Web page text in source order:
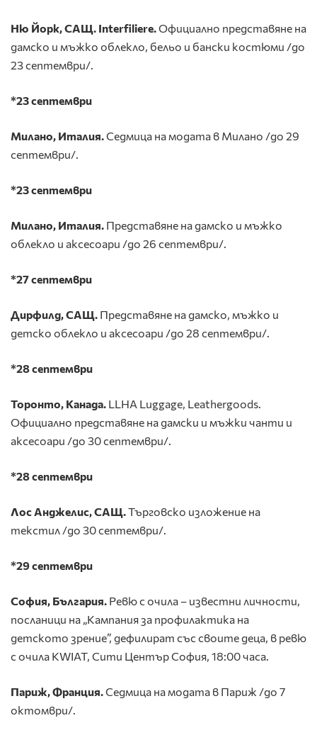
Ню Йорк, САЩ. Interfiliere.Официално представяне на
дамско и мъжко облекло, бельо и бански костюми /до
23 септември/.
*23 септември
Милано, Италия.Седмица на модата в Милано /до 29
септември/.
*23 септември
Милано, Италия. Представяне на дамско и мъжко
облекло и аксесоари /до 26 септември/.
*27 септември
Дирфилд, САЩ. Представяне на дамско, мъжко и
детско облекло и аксесоари /до 28 септември/.
*28 септември
Торонто, Канада. LLHA Luggage, Leathergoods.
Официално представяне на дамски и мъжки чанти и
аксесоари /до 30 септември/.
*28 септември
Лос Анджелис, САЩ.Търговско изложение на
текстил /до 30 септември/.
*29 септември
София, България. Ревю с очила – известни личности,
посланици на „Кампания за профилактика на
детското зрение”, дефилират със своите деца, в ревю
с очила KWIAT, Сити Център София, 18:00 часа.
Париж, Франция.Седмица на модата в Париж /до 7
октомври/.